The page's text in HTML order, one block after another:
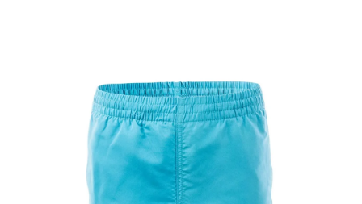
HRAČKY DO VODY